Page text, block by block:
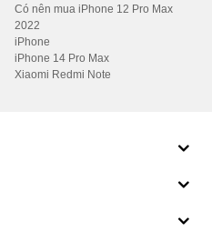
Có nên mua iPhone 12 Pro Max
2022
iPhone
iPhone 14 Pro Max
Xiaomi Redmi Note